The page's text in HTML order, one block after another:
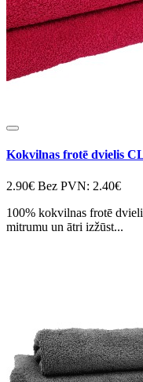
Kokvilnas frotē dvielis
2.90€ Bez PVN: 2.40€
100% kokvilnas frotē
mitrumu un ātri izžūst...